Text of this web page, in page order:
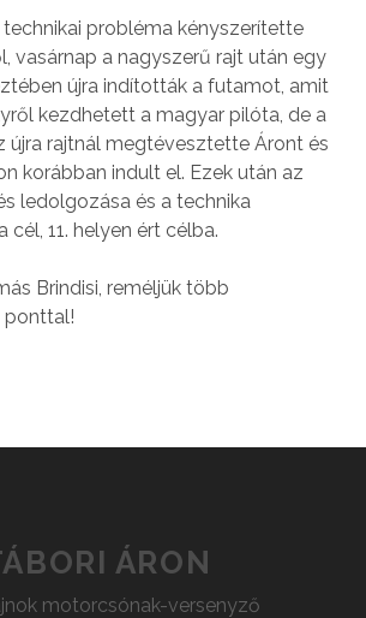
probléma kényszerítette
vasárnap a nagyszerű rajt után egy
újra indították a futamot, amit
kezdhetett a magyar pilóta, de a
újra rajtnál megtévesztette Áront és
korábban indult el. Ezek után az
ledolgozása és a technika
11. helyen ért célba.
Brindisi, reméljük több
ponttal!
ÁRON
motorcsónak-versenyző